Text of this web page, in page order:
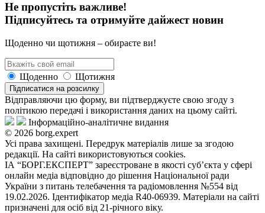
Не пропустіть важливе!
Підписуйтесь та отримуйте дайжест новин
Щоденно чи щотижня – обираєте ви!
Щоденно Щотижня
Підписатися на розсилку
Відправляючи цю форму, ви підтверджуєте свою згоду з
політикою передачі і використання даних на цьому сайті.
Інформаційно-аналітичне видання
© 2026 borg.expert
Усі права захищені. Передрук матеріалів лише за згодою
редакції. На сайті використовуються cookies.
ІА “БОРГ.ЕКСПЕРТ” зареєстроване в якості суб’єкта у сфері
онлайн медіа відповідно до рішення Національної ради
України з питань телебачення та радіомовлення №554 від
19.02.2026. Ідентифікатор медіа R40-06939. Матеріали на сайті
призначені для осіб від 21-річного віку.